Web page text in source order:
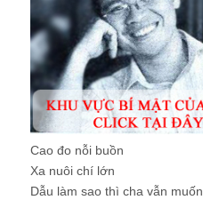
Cao đo nỗi buồn
Xa nuôi chí lớn
Dẫu làm sao thì cha vẫn muốn